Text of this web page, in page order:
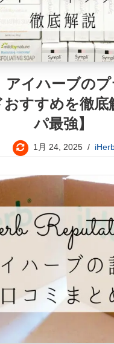
アイハーブの
すすめを徹底
パ最強】
1月 24, 2025